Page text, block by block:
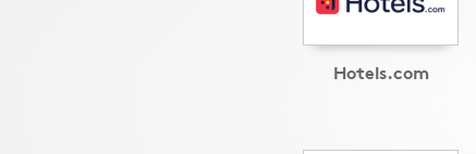
Hotels.com